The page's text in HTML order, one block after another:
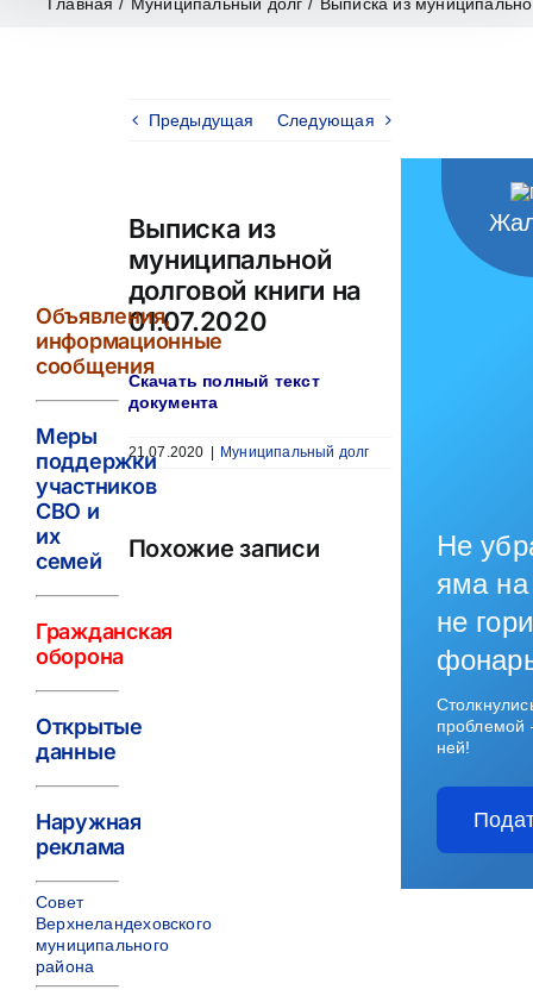
Предыдущая Следующая
Выписка из
муниципальной
долговой книги на
01.07.2020
Скачать полный текст
документа
21.07.2020 Муниципальный долг
Похожие записи
Объявления,
информационные
сообщения
Меры
поддержки
участников
СВО и
их
семей
Гражданская
оборона
Открытые
данные
Наружная
реклама
Совет
Верхнеландеховского
муниципального
района
Не
яма на
не
ней!